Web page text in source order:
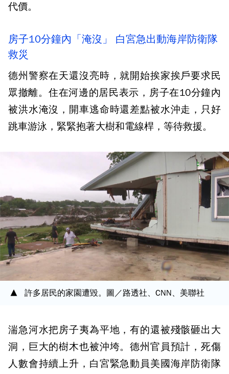
代價。
房子10分鐘內「淹沒」 白宮急出動海岸防衛隊
救災
德州警察在天還沒亮時，就開始挨家挨戶要求民
眾撤離。住在河邊的居民表示，房子在10分鐘內
被洪水淹沒，開車逃命時還差點被水沖走，只好
跳車游泳，緊緊抱著大樹和電線桿，等待救援。
許多居民的家園遭毀。圖／路透社、CNN、美聯社
湍急河水把房子夷為平地，有的還被殘骸砸出大
洞，巨大的樹木也被沖垮。德州官員預計，死傷
人數會持續上升，白宮緊急動員美國海岸防衛隊